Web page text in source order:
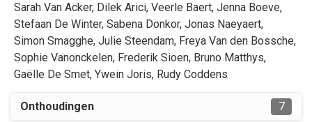
Sarah Van Acker, Dilek Arici, Veerle Baert, Jenna Boeve,
Stefaan De Winter, Sabena Donkor, Jonas Naeyaert,
Simon Smagghe, Julie Steendam, Freya Van den Bossche,
Sophie Vanonckelen, Frederik Sioen, Bruno Matthys,
Gaëlle De Smet, Ywein Joris, Rudy Coddens
Onthoudingen 7